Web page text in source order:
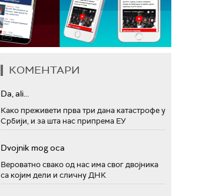
КОМЕНТАРИ
Da, ali...
Како преживети прва три дана катастрофе у
Србији, и за шта нас припрема ЕУ
Dvojnik mog oca
Вероватно свако од нас има свог двојника
са којим дели и сличну ДНК